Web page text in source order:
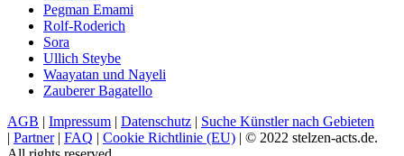
Pegman Emami
Rolf-Roderich
Sora
Ullich Steybe
Waayatan und Nayeli
Zauberer Bagatello
AGB | Impressum | Datenschutz | Suche Künstler nach Gebieten
| Partner| FAQ | Cookie Richtlinie (EU) | © 2022 stelzen-acts.de.